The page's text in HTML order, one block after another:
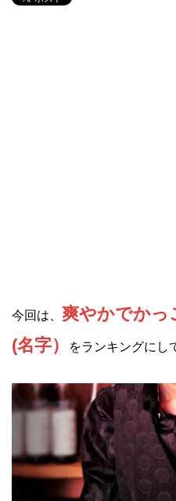
今回は、 爽やかでかっ
(名字）
をランキングにし